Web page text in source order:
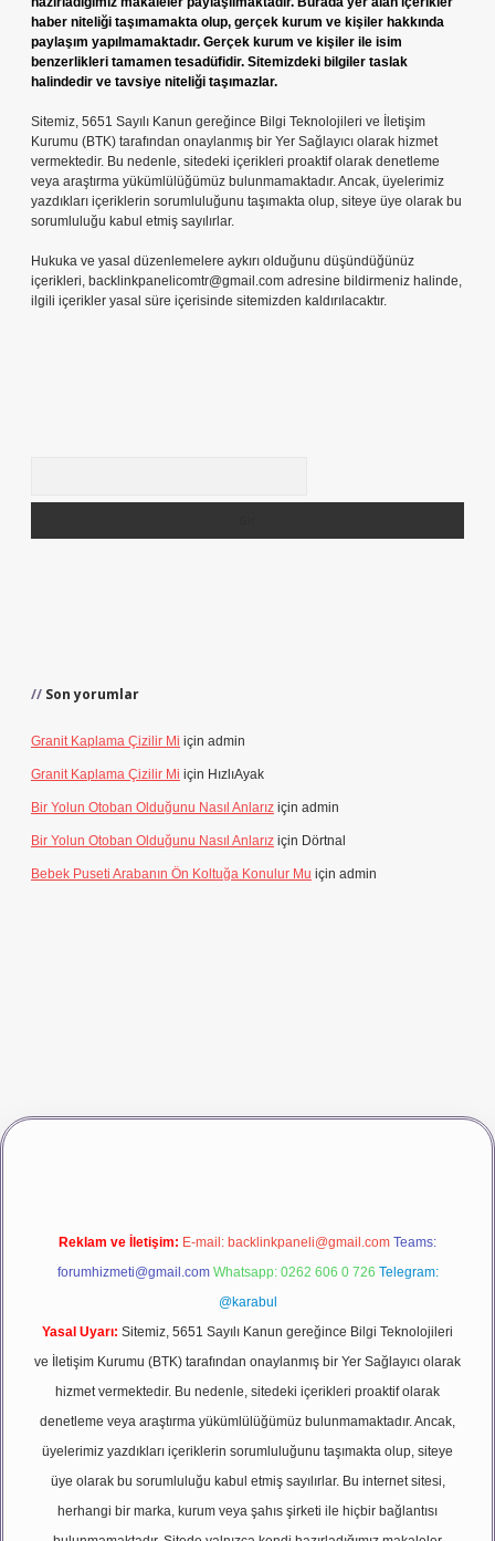
haber niteliği taşımamakta olup, gerçek kurum ve kişiler hakkında
paylaşım yapılmamaktadır. Gerçek kurum ve kişiler ile isim
benzerlikleri tamamen tesadüfidir. Sitemizdeki bilgiler taslak
halindedir ve tavsiye niteliği taşımazlar.
Sitemiz, 5651 Sayılı Kanun gereğince Bilgi Teknolojileri ve İletişim
Kurumu (BTK) tarafından onaylanmış bir Yer Sağlayıcı olarak hizmet
vermektedir. Bu nedenle, sitedeki içerikleri proaktif olarak denetleme
veya araştırma yükümlülüğümüz bulunmamaktadır. Ancak, üyelerimiz
yazdıkları içeriklerin sorumluluğunu taşımakta olup, siteye üye olarak bu
sorumluluğu kabul etmiş sayılırlar.
Hukuka ve yasal düzenlemelere aykırı olduğunu düşündüğünüz
içerikleri, backlinkpanelicomtr@gmail.com adresine bildirmeniz halinde,
ilgili içerikler yasal süre içerisinde sitemizden kaldırılacaktır.
Son yorumlar
Granit Kaplama Çizilir Mi için admin
Granit Kaplama Çizilir Mi için HızlıAyak
Bir Yolun Otoban Olduğunu Nasıl Anlarız için admin
Bir Yolun Otoban Olduğunu Nasıl Anlarız için Dörtnal
Bebek Puseti Arabanın Ön Koltuğa Konulur Mu için admin
vdcasino girişbetexper
Reklam ve İletişim: E-mail: backlinkpaneli@gmail.com Teams:
forumhizmeti@gmail.com Whatsapp: 0262 606 0 726 Telegram:
@karabul
Yasal Uyarı: Sitemiz, 5651 Sayılı Kanun gereğince Bilgi Teknolojileri
ve İletişim Kurumu (BTK) tarafından onaylanmış bir Yer Sağlayıcı olarak
hizmet vermektedir. Bu nedenle, sitedeki içerikleri proaktif olarak
denetleme veya araştırma yükümlülüğümüz bulunmamaktadır. Ancak,
üyelerimiz yazdıkları içeriklerin sorumluluğunu taşımakta olup, siteye
üye olarak bu sorumluluğu kabul etmiş sayılırlar. Bu internet sitesi,
herhangi bir marka, kurum veya şahıs şirketi ile hiçbir bağlantısı